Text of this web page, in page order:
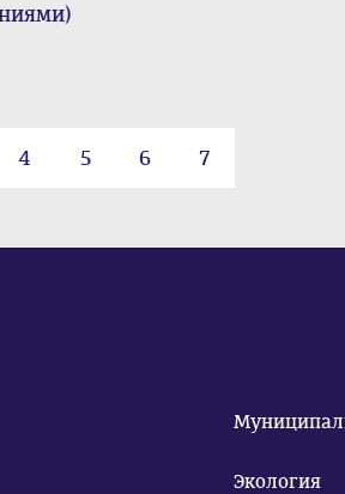
4 5 6 7
Экология